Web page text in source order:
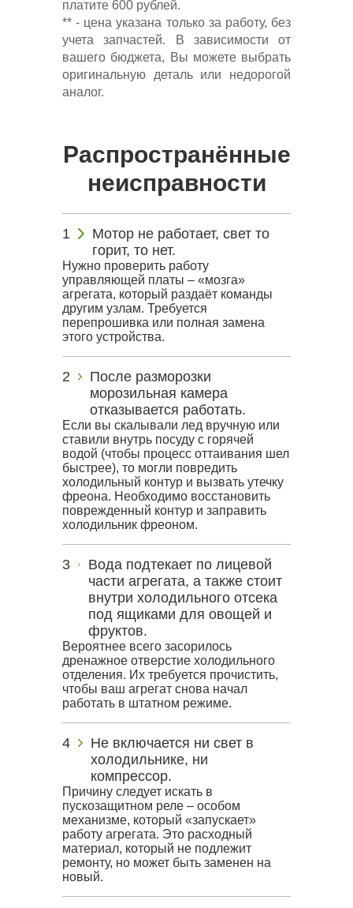
платите 600 рублей.
** - цена указана только за работу, без
учета запчастей. В зависимости от
вашего бюджета, Вы можете выбрать
оригинальную деталь или недорогой
аналог.
Распространённые
неисправности
Мотор не работает, свет то
горит, то нет.
Нужно проверить работу
управляющей платы – «мозга»
агрегата, который раздаёт команды
другим узлам. Требуется
перепрошивка или полная замена
этого устройства.
После разморозки
морозильная камера
отказывается работать.
Если вы скалывали лед вручную или
ставили внутрь посуду с горячей
водой (чтобы процесс оттаивания шел
быстрее), то могли повредить
холодильный контур и вызвать утечку
фреона. Необходимо восстановить
поврежденный контур и заправить
холодильник фреоном.
Вода подтекает по лицевой
части агрегата, а также стоит
внутри холодильного отсека
под ящиками для овощей и
фруктов.
Вероятнее всего засорилось
дренажное отверстие холодильного
отделения. Их требуется прочистить,
чтобы ваш агрегат снова начал
работать в штатном режиме.
Не включается ни свет в
холодильнике, ни
компрессор.
Причину следует искать в
пускозащитном реле – особом
механизме, который «запускает»
работу агрегата. Это расходный
материал, который не подлежит
ремонту, но может быть заменен на
новый.